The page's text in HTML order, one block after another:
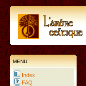
MENU
Index
FAQ